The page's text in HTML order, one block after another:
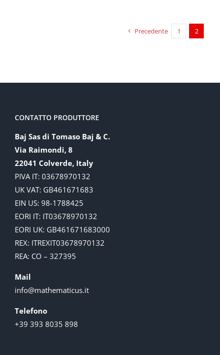
Precedente 1 2
CONTATTO PRODUTTORE
Baj Sas di Tomaso Baj & C.
Via Raimondi, 8
22041 Colverde, Italy
PIVA IT: 03678970132
UK VAT: GB461671683
EIN US: 98-1788425
EORI IT: IT03678970132
EORI UK: GB461671683000
REX: ITREXIT03678970132
REA: CO – 327395
Mail
info@mathematicus.it
Telefono
+39 393 8035 898